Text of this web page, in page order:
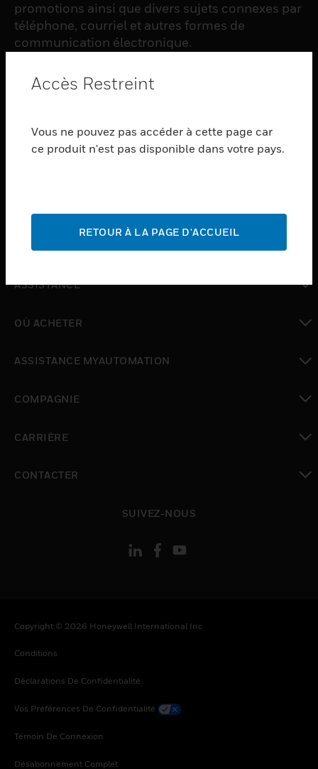
promotions ainsi que divers sujets connexes par
téléphone, courriel et autres formes de
communication électronique.
S'INSCRIRE
PRODUCTS
toggle view
INDUSTRIES
ASSISTANCE
OÙ ACHETER
ASSISTANCE MYAUTOMATION
COMPAGNIE
CARRIÈRE
CONTACTER
SUIVEZ-NOUS
Copyright © 2026 Honeywell International Inc
Conditions
Déclarations De Confidentialité
Vos Préférences De Confidentialité
Témoin De Connexion
Désabonnement Complet
Accès Restreint
Vous ne pouvez pas accéder à cette page car
ce produit n'est pas disponible dans votre pays.
RETOUR À LA PAGE D'ACCUEIL